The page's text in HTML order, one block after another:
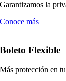
Garantizamos la
Conoce más
Boleto Flexible
Más protección en